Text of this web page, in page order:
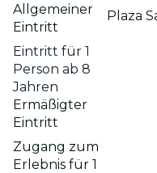
Allgemeiner
Eintritt
Eintritt für 1
Person ab 8
Jahren
Ermäßigter
Eintritt
Zugang zum
Erlebnis für 1
Plaza